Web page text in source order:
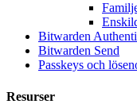
Bitwarden
Bitwarden Send
Passkeys och
Resurser